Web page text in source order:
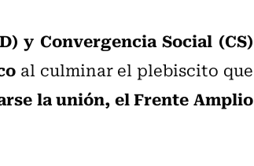
y Convergencia Social (CS)
al culminar el plebiscito que
la unión, el Frente Amplio